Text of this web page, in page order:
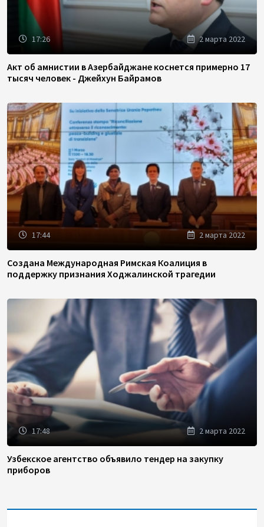
17:26 2 марта 2022
Акт об амнистии в Азербайджане коснется примерно 17
тысяч человек - Джейхун Байрамов
17:44 2 марта 2022
Создана Международная Римская Коалиция в
поддержку признания Ходжалинской трагедии
17:48 2 марта 2022
Узбекское агентство объявило тендер на закупку
приборов